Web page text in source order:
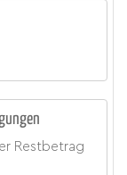
Restbetrag